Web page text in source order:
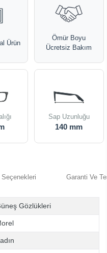
Ürün
Ömür Boyu
Ücretsiz Bakım
Sap Uzunluğu
140 mm
Garanti Ve
Gözlükleri